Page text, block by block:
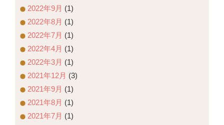
2022年9月 (1)
2022年8月 (1)
2022年7月 (1)
2022年4月 (1)
2022年3月 (1)
2021年12月 (3)
2021年9月 (1)
2021年8月 (1)
2021年7月 (1)